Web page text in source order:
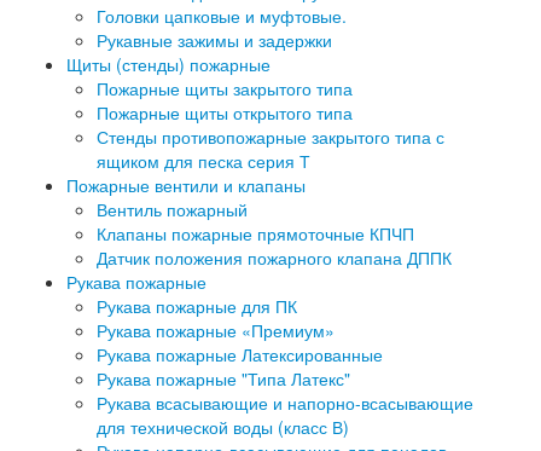
Головки цапковые и муфтовые.
Рукавные зажимы и задержки
Щиты (стенды) пожарные
Пожарные щиты закрытого типа
Пожарные щиты открытого типа
Стенды противопожарные закрытого типа с
ящиком для песка серия Т
Пожарные вентили и клапаны
Вентиль пожарный
Клапаны пожарные прямоточные КПЧП
Датчик положения пожарного клапана ДППК
Рукава пожарные
Рукава пожарные для ПК
Рукава пожарные «Премиум»
Рукава пожарные Латексированные
Рукава пожарные "Типа Латекс"
Рукава всасывающие и напорно-всасывающие
для технической воды (класс В)